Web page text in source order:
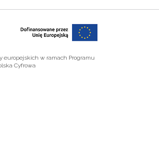
europejskich w ramach Programu
Cyfrowa